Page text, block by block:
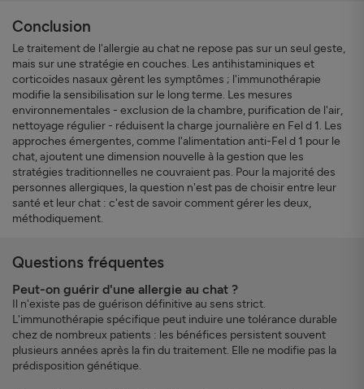
Conclusion
Le traitement de l'allergie au chat ne repose pas sur un seul geste,
mais sur une stratégie en couches. Les antihistaminiques et
corticoïdes nasaux gèrent les symptômes ; l'immunothérapie
modifie la sensibilisation sur le long terme. Les mesures
environnementales - exclusion de la chambre, purification de l'air,
nettoyage régulier - réduisent la charge journalière en Fel d 1. Les
approches émergentes, comme l'alimentation anti-Fel d 1 pour le
chat, ajoutent une dimension nouvelle à la gestion que les
stratégies traditionnelles ne couvraient pas. Pour la majorité des
personnes allergiques, la question n'est pas de choisir entre leur
santé et leur chat : c'est de savoir comment gérer les deux,
méthodiquement.
Questions fréquentes
Peut-on guérir d'une allergie au chat ?
Il n'existe pas de guérison définitive au sens strict.
L'immunothérapie spécifique peut induire une tolérance durable
chez de nombreux patients : les bénéfices persistent souvent
plusieurs années après la fin du traitement. Elle ne modifie pas la
prédisposition génétique.